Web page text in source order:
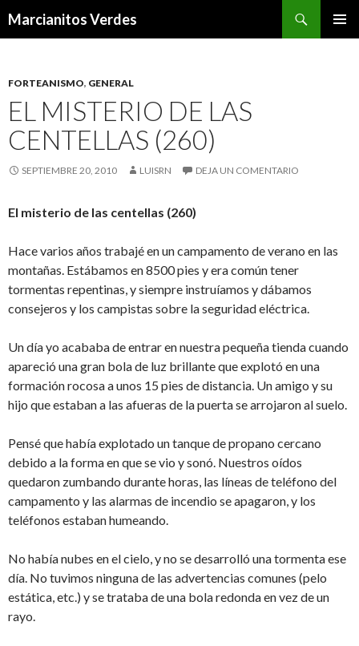
Marcianitos Verdes
FORTEANISMO, GENERAL
EL MISTERIO DE LAS
CENTELLAS (260)
SEPTIEMBRE 20, 2010 LUISRN DEJA UN COMENTARIO
El misterio de las centellas (260)
Hace varios años trabajé en un campamento de verano en las
montañas. Estábamos en 8500 pies y era común tener
tormentas repentinas, y siempre instruíamos y dábamos
consejeros y los campistas sobre la seguridad eléctrica.
Un día yo acababa de entrar en nuestra pequeña tienda cuando
apareció una gran bola de luz brillante que explotó en una
formación rocosa a unos 15 pies de distancia. Un amigo y su
hijo que estaban a las afueras de la puerta se arrojaron al suelo.
Pensé que había explotado un tanque de propano cercano
debido a la forma en que se vio y sonó. Nuestros oídos
quedaron zumbando durante horas, las líneas de teléfono del
campamento y las alarmas de incendio se apagaron, y los
teléfonos estaban humeando.
No había nubes en el cielo, y no se desarrolló una tormenta ese
día. No tuvimos ninguna de las advertencias comunes (pelo
estática, etc.) y se trataba de una bola redonda en vez de un
rayo.